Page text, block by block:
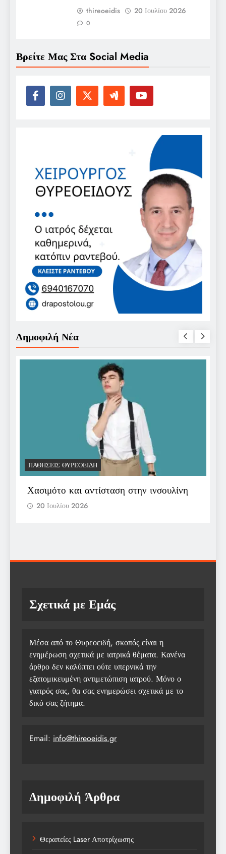
thireoeidis 20 Ιουλίου 2026
0
Βρείτε Μας Στα Social Media
Δημοφιλή Νέα
ΠΑΘΉΣΕΙΣ ΘΥΡΕΟΕΙΔΉ
Χασιμότο και αντίσταση στην ινσουλίνη
20 Ιουλίου 2026
Σχετικά με Εμάς
Μέσα από το Θυρεοειδή, σκοπός είναι η
ενημέρωση σχετικά με ιατρικά θέματα. Κανένα
άρθρο δεν καλύπτει ούτε υπερνικά την
εξατομικευμένη αντιμετώπιση ιατρού. Μόνο ο
γιατρός σας, θα σας ενημερώσει σχετικά με το
δικό σας ζήτημα.
Email: info@thireoeidis.gr
Δημοφιλή Άρθρα
Θεραπείες Laser Αποτρίχωσης